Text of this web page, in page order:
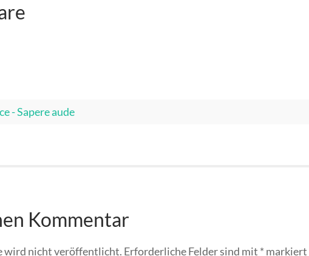
- Sapere aude
Kommentar
wird nicht veröffentlicht. Erforderliche Felder sind mit * markiert